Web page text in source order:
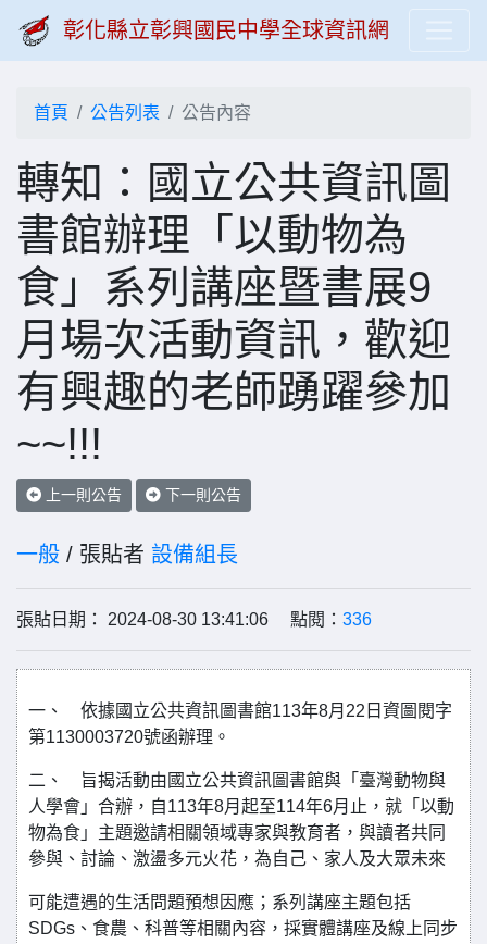
彰化縣立彰興國民中學全球資訊網
首頁 公告列表 公告內容
轉知：國立公共資訊圖
書館辦理「以動物為
食」系列講座暨書展9
月場次活動資訊，歡迎
有興趣的老師踴躍參加
~~!!!
上一則公告 下一則公告
一般 / 張貼者 設備組長
張貼日期： 2024-08-30 13:41:06 點閱： 336
一、 依據國立公共資訊圖書館113年8月22日資圖閱字
第1130003720號函辦理。
二、 旨揭活動由國立公共資訊圖書館與「臺灣動物與
人學會」合辦，自113年8月起至114年6月止，就「以動
物為食」主題邀請相關領域專家與教育者，與讀者共同
參與、討論、激盪多元火花，為自己、家人及大眾未來
可能遭遇的生活問題預想因應；系列講座主題包括
SDGs、食農、科普等相關內容，採實體講座及線上同步